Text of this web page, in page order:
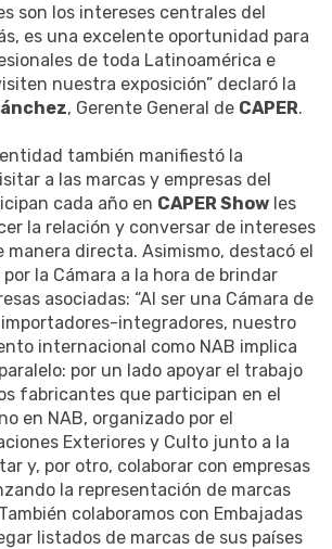
son los intereses centrales del
es una excelente oportunidad para
de toda Latinoamérica e
nuestra exposición” declaró la
, Gerente General de CAPER.
también manifiestó la
a las marcas y empresas del
cada año en CAPER Show les
la relación y conversar de intereses
manera directa. Asimismo, destacó el
la Cámara a la hora de brindar
asociadas: “Al ser una Cámara de
integradores, nuestro
internacional como NAB implica
por un lado apoyar el trabajo
fabricantes que participan en el
en NAB, organizado por el
Exteriores y Culto junto a la
y, por otro, colaborar con empresas
la representación de marcas
colaboramos con Embajadas
listados de marcas de sus países